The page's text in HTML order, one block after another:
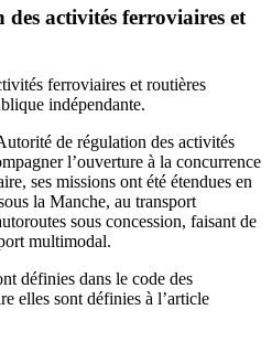
activités ferroviaires et
ferroviaires et routières
indépendante.
de régulation des activités
l’ouverture à la concurrence
ses missions ont été étendues en
la Manche, au transport
sous concession, faisant de
multimodal.
définies dans le code des
elles sont définies à l’article